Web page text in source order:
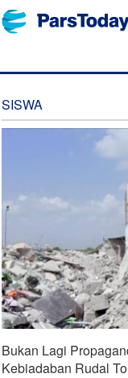
SISWA
Bukan Lagi
Kebiadaban Rudal